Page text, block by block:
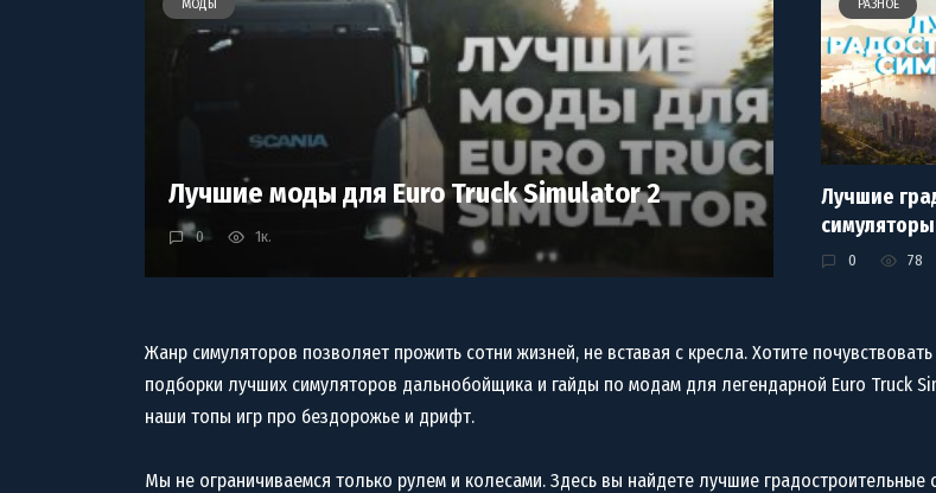
МОДЫ
Лучшие моды для Euro Truck Simulator 2
0 1к.
РАЗНОЕ
Лучшие
симуляторы
0 78
Жанр симуляторов позволяет прожить сотни жизней, не вставая с кресла. Хотите
подборки лучших симуляторов дальнобойщика и гайды по модам для легендарной Euro Truck
наши топы игр про бездорожье и дрифт.
Мы не ограничиваемся только рулем и колесами. Здесь вы найдете лучшие градостроительные